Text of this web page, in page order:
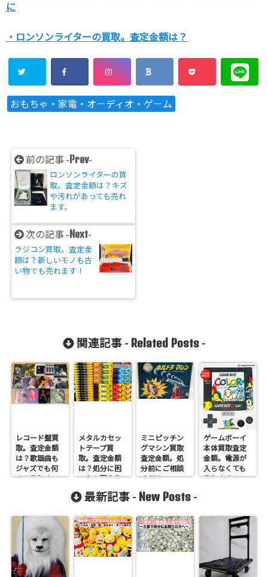
に
・ロンソンライターの買取。査定金額は？
おもちゃ・家電・オ－ディオ・ゲ－ム
前の記事 - Prev-
ロンソンライターの買
取。査定金額は？キズ
や汚れがあっても売れ
ます。
次の記事 - Next-
ラジコン買取。査定金
額は？新しいモノも古
い物でも売れます！
関連記事 - Related Posts-
レコード盤買
取。査定金額
は？歌謡曲も
ジャズでも何
でも売れま
メタルカセッ
トテープ買
取。査定金額
は？処分に困
ったら現金化
しませんか
ミニピッチン
グマシン買取
査定金額。処
分前にご相談
ください。
ゲームボーイ
本体買取査定
金額。電源が
入らなくても
売れます！
最新記事 - New Posts -